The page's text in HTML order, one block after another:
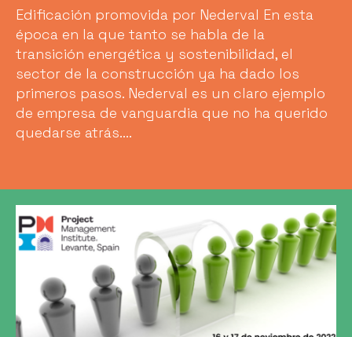
Edificación promovida por Nederval En esta
época en la que tanto se habla de la
transición energética y sostenibilidad, el
sector de la construcción ya ha dado los
primeros pasos. Nederval es un claro ejemplo
de empresa de vanguardia que no ha querido
quedarse atrás....